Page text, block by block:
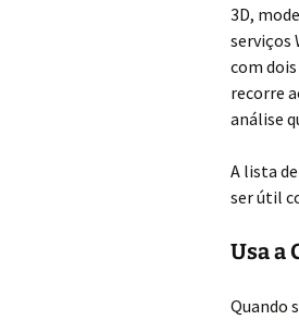
3D,
serviços
com
recorre
análise
A lista
ser útil
Usa a
Quando